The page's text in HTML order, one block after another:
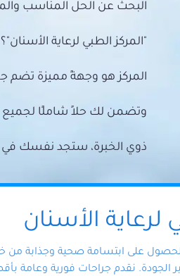
البحث عن الحل المناسب
"المركز الطبي لرعاية الأسنان"؟
المركز هو وجهةً مميزة تضم
وتضمن لك حلاً شاملًا
ذوي الخبرة، ستجد نفسك في
لرعاية الأسنان
على ابتسامة صحية وجذابة
نقدم جراحات فورية وعامة